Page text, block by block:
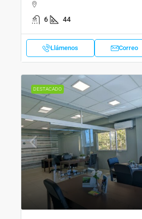
6 44
Llámenos Correo
DESTACADO